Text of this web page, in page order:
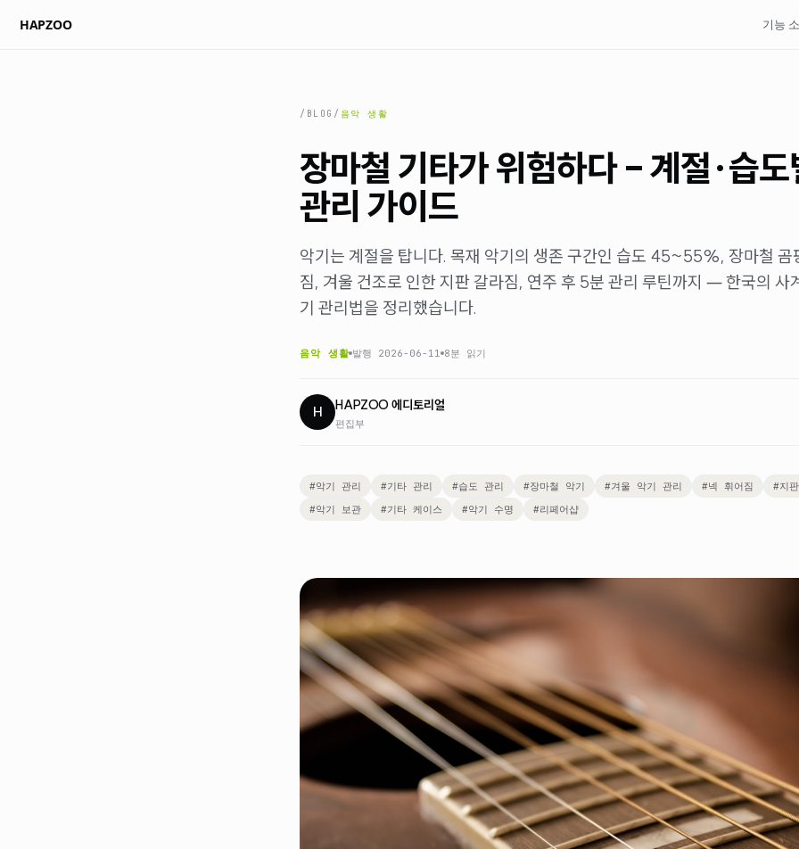
HAPZOO 기능
/BLOG / 음악 생활
장마철 기타가 위험하다 - 계절·습도
관리 가이드
악기는 계절을 탑니다. 목재 악기의 생존 구간인 습도 45~55%, 장마철 곰
짐, 겨울 건조로 인한 지판 갈라짐, 연주 후 5분 관리 루틴까지 — 한국의 사
기 관리법을 정리했습니다.
음악 생활 발행 2026-06-11 8분 읽기
H HAPZOO 에디토리얼
편집부
#악기 관리 #기타 관리 #습도 관리 #장마철 악기 #겨울 악기 관리 #넥 휘어짐 #지
#악기 보관 #기타 케이스 #악기 수명 #리페어샵